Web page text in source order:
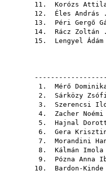
11. Korózs
12. Éles András
13. Péri Gergő
14. Rácz Zoltán
15. Lengyel Ádám
1. Mérő
2. Sárközy
3. Szerencsi
4. Zacher Noémi
5. Hajnal
6. Gera
7. Morandini
8. Kálmán Imola
9. Pózna Anna
10. Bardon-Kinde